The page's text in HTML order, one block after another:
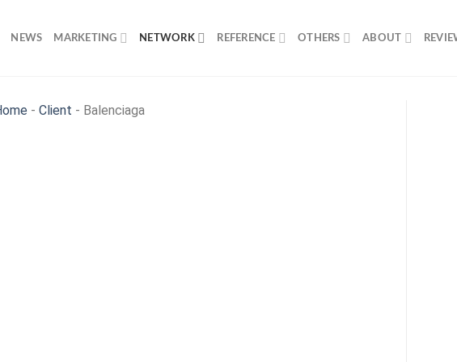
NEWS MARKETING NETWORK REFERENCE OTHERS ABOUT
- Client - Balenciaga